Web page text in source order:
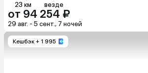
23 км везде
от 94 254 ₽
29 авг. - 5 сент., 7 ночей
Кешбэк + 1 995